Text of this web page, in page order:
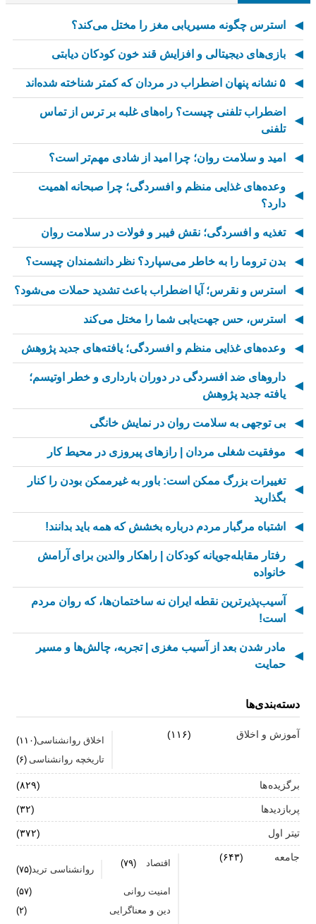
استرس چگونه مسیریابی مغز را مختل می‌کند؟
بازی‌های دیجیتالی و افزایش قند خون کودکان دیابتی
۵ نشانه پنهان اضطراب در مردان که کمتر شناخته شده‌اند
اضطراب تلفنی چیست؟ راه‌های غلبه بر ترس از تماس
تلفنی
امید و سلامت روان؛ چرا امید از شادی مهم‌تر است؟
وعده‌های غذایی منظم و افسردگی؛ چرا صبحانه اهمیت
دارد؟
تغذیه و افسردگی؛ نقش فیبر و فولات در سلامت روان
بدن تروما را به خاطر می‌سپارد؟ نظر دانشمندان چیست؟
استرس و نقرس؛ آیا اضطراب باعث تشدید حملات می‌شود؟
استرس، حس جهت‌یابی شما را مختل می‌کند
وعده‌های غذایی منظم و افسردگی؛ یافته‌های جدید پژوهش
داروهای ضد افسردگی در دوران بارداری و خطر اوتیسم؛
یافته جدید پژوهش
بی توجهی به سلامت روان در نمایش خانگی
موفقیت شغلی مردان | رازهای پیروزی در محیط کار
تغییرات بزرگ ممکن است: باور به غیرممکن بودن را کنار
بگذارید
اشتباه مرگبار مردم درباره بخشش که همه باید بدانند!
رفتار مقابله‌جویانه کودکان | راهکار والدین برای آرامش
خانواده
آسیب‌پذیرترین نقطه ایران نه ساختمان‌ها، که روان مردم
است!
مادر شدن بعد از آسیب مغزی | تجربه، چالش‌ها و مسیر
حمایت
رهبران خاکستری | وقتی خم کردن قوانین، قدرت می‌آورد
فناوری‌های نوین جایگزین تجربه انسانی در روان‌شناسی
نیستند
روان‌شناسی زرد | جاذبه‌ها، چالش‌ها و آسیب‌ها
دسته‌بندی‌ها
آموزش و اخلاق (۱۱۶)
اخلاق روانشناسی(۱۱۰)
تاریخچه روانشناسی (۶)
برگزیده ها (۸۲۹)
پربازدیدها (۳۲)
تیتر اول (۳۷۲)
جامعه (۶۴۳)
اقتصاد (۷۹)
روانشناسی ترید(۷۵)
امنیت روانی
(۵۷)
دین و معناگرایی
(۲)